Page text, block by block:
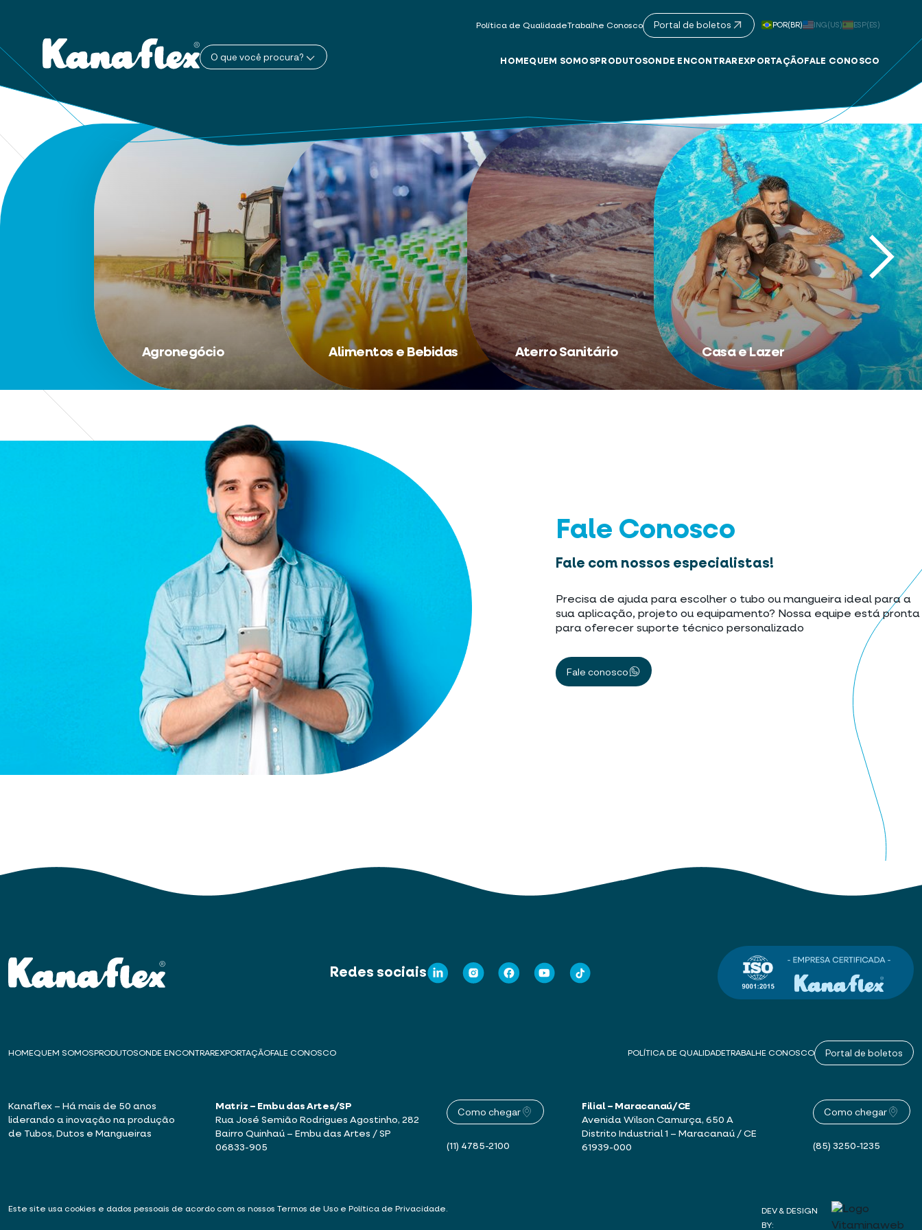
Política de QualidadeTrabalhe Conosco Portal de boletos POR(BR) ING(US) ESP(ES)
O que você procura? HOMEQUEM SOMOS PRODUTOSONDE ENCONTRAR EXPORTAÇÃO FALE CONOSCO
Agronegócio Alimentos e Bebidas Aterro Sanitário Casa e Lazer
Fale Conosco
Fale com nossos especialistas!
Precisa de ajuda para escolher o tubo ou mangueira ideal para a
sua aplicação, projeto ou equipamento? Nossa equipe está pronta
para oferecer suporte técnico personalizado
Fale conosco
Redes sociais
HOMEQUEM SOMOS PRODUTOSONDE ENCONTRAREXPORTAÇÃOFALE CONOSCO POLÍTICA DE QUALIDADETRABALHE CONOSCO Portal de boletos
Kanaflex – Há mais de 50 anos
liderando a inovação na produção
de Tubos, Dutos e Mangueiras
Matriz – Embu das Artes/SP
Rua José Semião Rodrigues Agostinho, 282
Bairro Quinhaú – Embu das Artes / SP
06833-905
Como chegar
(11) 4785-2100
Filial – Maracanaú/CE
Avenida Wilson Camurça, 650 A
Distrito Industrial 1 – Maracanaú / CE
61939-000
Como chegar
(85) 3250-1235
Este site usa cookies e dados pessoais de acordo com os nossos Termos de Uso e Política de Privacidade.
DEV & DESIGN
BY: